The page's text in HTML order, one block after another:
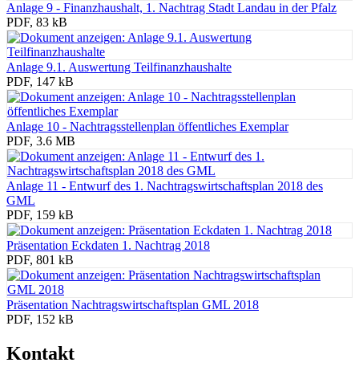
Anlage 9 - Finanzhaushalt, 1. Nachtrag Stadt Landau in der Pfalz
PDF, 83 kB
Anlage 9.1. Auswertung Teilfinanzhaushalte
PDF, 147 kB
Anlage 10 - Nachtragsstellenplan öffentliches Exemplar
PDF, 3.6 MB
Anlage 11 - Entwurf des 1. Nachtragswirtschaftsplan 2018 des
GML
PDF, 159 kB
Präsentation Eckdaten 1. Nachtrag 2018
PDF, 801 kB
Präsentation Nachtragswirtschaftsplan GML 2018
PDF, 152 kB
Kontakt